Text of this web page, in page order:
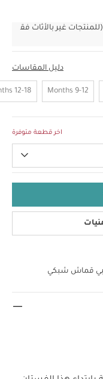
التي تزيد عن 31 د.ب (للمنتجات غير بالأثاث فق
دليل المقاسات
9-12 Months
12-18 Months
اخر قطعة متوفرة
قماش شبكي